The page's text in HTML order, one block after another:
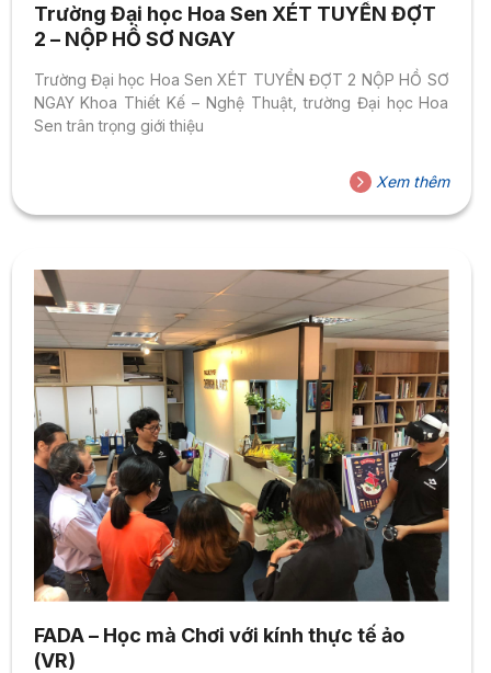
Trường Đại học Hoa Sen XÉT TUYỂN ĐỢT
2 – NỘP HỒ SƠ NGAY
Trường Đại học Hoa Sen XÉT TUYỂN ĐỢT 2 NỘP HỒ SƠ
NGAY Khoa Thiết Kế – Nghệ Thuật, trường Đại học Hoa
Sen trân trọng giới thiệu
Xem thêm
FADA – Học mà Chơi với kính thực tế ảo
(VR)